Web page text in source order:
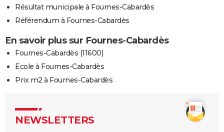
Résultat municipale à Fournes-Cabardès
Référendum à Fournes-Cabardès
En savoir plus sur Fournes-Cabardès
Fournes-Cabardès (11600)
Ecole à Fournes-Cabardès
Prix m2 à Fournes-Cabardès
NEWSLETTERS